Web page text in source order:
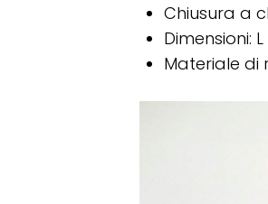
Chiusura a
Dimensioni: L
Materiale di